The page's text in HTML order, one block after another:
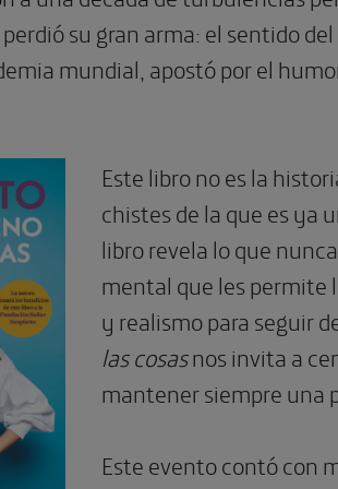
su gran arma: el sentido
mundial, apostó por el
Este libro no es la
chistes de la que es ya
libro revela lo que
mental que les permite
y realismo para seguir
las cosasnos invita a
mantener siempre una
Este evento contó con